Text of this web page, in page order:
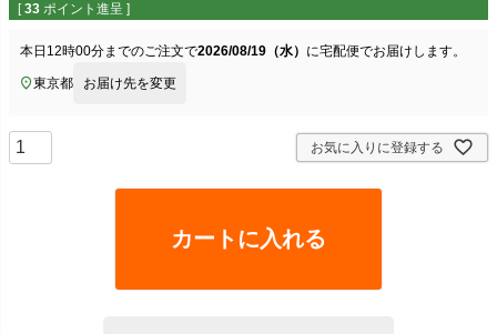
[ 33 ポイント進呈 ]
本日 12時00分までのご注文で2026/08/19（水） に宅配便でお届けします。
東京都 お届け先を変更
お気に入りに登録する
カートに入れる